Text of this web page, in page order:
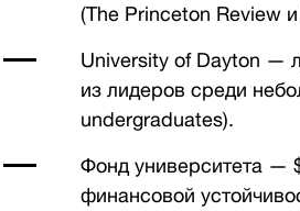
(The Princeton Review
University of Dayton —
из лидеров среди
undergraduates).
Фонд университета —
финансовой